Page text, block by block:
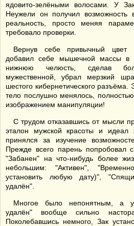
ядовито-зелёными волосами. У
Неужели он получил возможность
реальность, просто меняя
требовало проверки.
Вернув себе привычный цвет
добавил себе мышечной массы в
нижнюю челюсть, сделав
мужественной, убрал мерзкий
шестого кибернетического
тело послушно менялось,
изображением манипуляции!
С трудом отказавшись от мысли
эталон мужской красоты и идеал
принялся за изучение
Прежде всего парень попробовал
"Забанен" на что-нибудь более
небольшим: "Активен",
установить любую дату)",
удалён".
Многое было непонятным, а
удалён" вообще сильно
Поколебавшись немного, Зак